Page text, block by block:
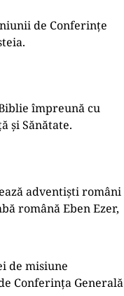
de Conferințe
împreună cu
și Sănătate.
adventiști români
română Eben Ezer,
de misiune
Conferința Generală